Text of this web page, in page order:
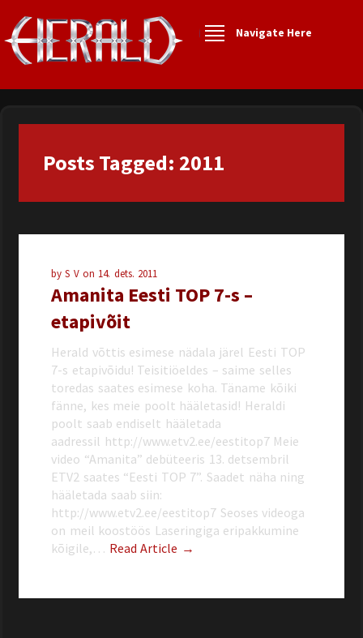
Navigate Here
Posts Tagged: 2011
byS V on 14. dets. 2011
Amanita Eesti TOP 7-s –
etapivõit
Herald võttis esimese nädala järel Eesti TOP
7-s etapivõidu! Teisitiöeldes – saime selles
toredas saates esimese koha. Täname kõiki
fänne, kes meie poolt hääletasid! Heraldi
poolt saab endiselt hääletada
aadressil http://www.etv2.ee/eestitop7 Meie
video “Amanita” debüteeris 13. detsembril
ETV2 saates “Eesti TOP 7”. Saadet näha ning
hääletada saab siin:
http://www.etv2.ee/eestitop7 Seoses videoga
on meil koostöös Laseringiga eripakkumine
kõigile,… Read Article →